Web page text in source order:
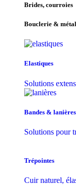
Brides, courroies
Bouclerie &
Elastiques
Solutions
Bandes & lanières
Solutions pour
Trépointes
Cuir naturel,